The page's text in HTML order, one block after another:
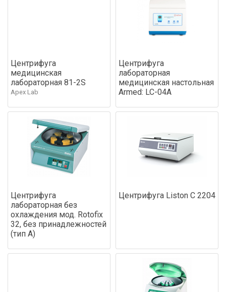
Центрифуга
медицинская
лабораторная 81-2S
Apex Lab
Центрифуга
лабораторная
медицинская настольная
Armed: LC-04A
Центрифуга
лабораторная без
охлаждения мод. Rotofix
32, без принадлежностей
(тип А)
Центрифуга Liston C 2204